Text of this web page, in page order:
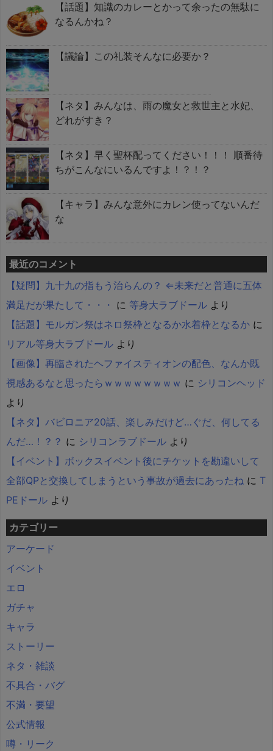
【話題】知識のカレーとかって余ったの無駄に
なるんかね？
【議論】この礼装そんなに必要か？
【ネタ】みんなは、雨の魔女と救世主と水妃、
どれがすき？
【ネタ】早く聖杯配ってください！！！ 順番待
ちがこんなにいるんですよ！？！？
【キャラ】みんな意外にカレン使ってないんだ
な
最近のコメント
【疑問】九十九の指もう治らんの？ ⇐未来だと普通に五体
満足だが果たして・・・ に 等身大ラブドール より
【話題】モルガン祭はネロ祭枠となるか水着枠となるか に
リアル等身大ラブドール より
【画像】再臨されたヘファイスティオンの配色、なんか既
視感あるなと思ったらｗｗｗｗｗｗｗｗ に シリコンヘッド
より
【ネタ】バビロニア20話、楽しみだけど…ぐだ、何してる
んだ…！？？ に シリコンラブドール より
【イベント】ボックスイベント後にチケットを勘違いして
全部QPと交換してしまうという事故が過去にあったね に T
PEドール より
カテゴリー
アーケード
イベント
エロ
ガチャ
キャラ
ストーリー
ネタ・雑談
不具合・バグ
不満・要望
公式情報
噂・リーク